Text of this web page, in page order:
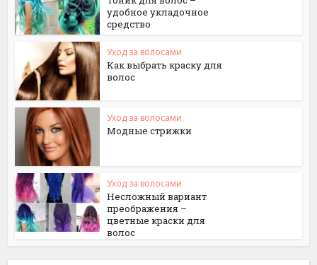
удобное укладочное
средство
Уход за волосами
Как выбрать краску для
волос
Уход за волосами
Модные стрижки
Уход за волосами
Несложный вариант
преображения –
цветные краски для
волос